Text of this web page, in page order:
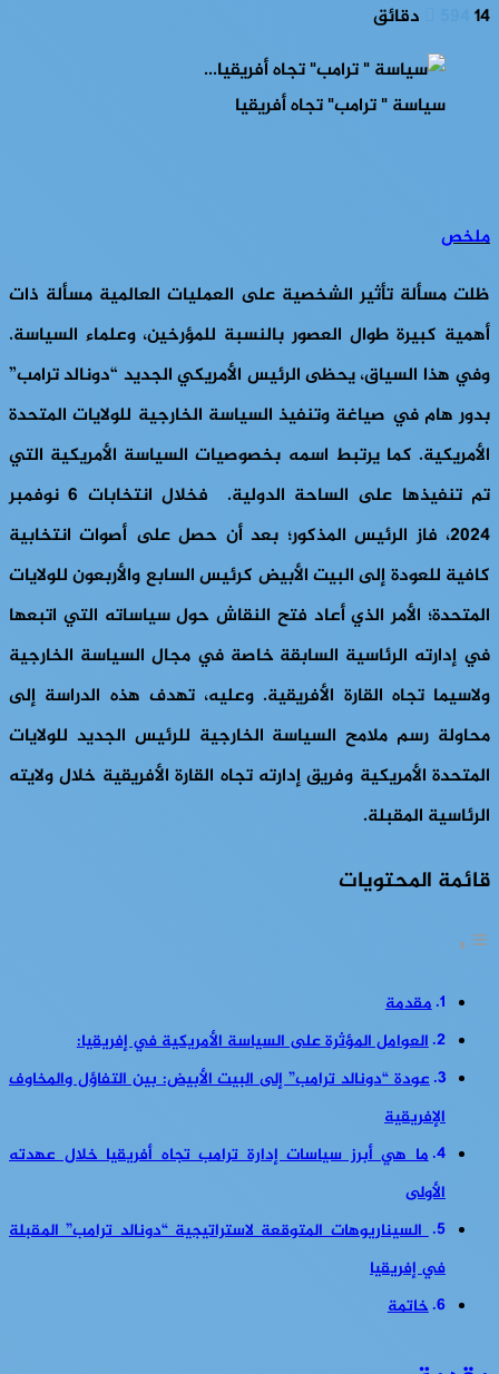
14 دقائق
سياسة " ترامب" تجاه أفريقيا
ملخص
ظلت مسألة تأثير الشخصية على العمليات العالمية مسألة ذات
أهمية كبيرة طوال العصور بالنسبة للمؤرخين، وعلماء السياسة.
وفي هذا السياق، يحظى الرئيس الأمريكي الجديد “دونالد ترامب”
بدور هام في صياغة وتنفيذ السياسة الخارجية للولايات المتحدة
الأمريكية. كما يرتبط اسمه بخصوصيات السياسة الأمريكية التي
تم تنفيذها على الساحة الدولية. فخلال انتخابات 6 نوفمبر
2024، فاز الرئيس المذكور؛ بعد أن حصل على أصوات انتخابية
كافية للعودة إلى البيت الأبيض كرئيس السابع والأربعون للولايات
المتحدة؛ الأمر الذي أعاد فتح النقاش حول سياساته التي اتبعها
في إدارته الرئاسية السابقة خاصة في مجال السياسة الخارجية
ولاسيما تجاه القارة الأفريقية. وعليه، تهدف هذه الدراسة إلى
محاولة رسم ملامح السياسة الخارجية للرئيس الجديد للولايات
المتحدة الأمريكية وفريق إدارته تجاه القارة الأفريقية خلال ولايته
الرئاسية المقبلة.
قائمة المحتويات
مقدمة
العوامل المؤثرة على السياسة الأمريكية في إفريقيا:
عودة “دونالد ترامب” إلى البيت الأبيض: بين التفاؤل والمخاوف
الإفريقية
ما هي أبرز سياسات إدارة ترامب تجاه أفريقيا خلال عهدته
الأولى
السيناريوهات المتوقعة لاستراتيجية “دونالد ترامب” المقبلة
في إفريقيا
خاتمة